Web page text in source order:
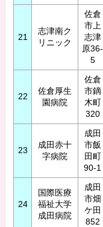
21
志津南ク
リニック
佐倉
市上
志津
原36-
5
22
佐倉厚生
園病院
佐倉
市鏑
木町
320
23
成田赤十
字病院
成田
市飯
田町
90-1
24
国際医療
福祉大学
成田病院
成田
市畑
ケ田
852